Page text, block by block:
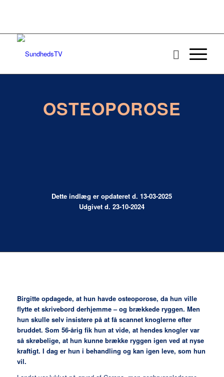
OSTEOPOROSE
Dette indlæg er opdateret d. 13-03-2025
Udgivet d. 23-10-2024
Birgitte opdagede, at hun havde osteoporose, da hun ville
flytte et skrivebord derhjemme – og brækkede ryggen. Men
hun skulle selv insistere på at få scannet knoglerne efter
bruddet. Som 56-årig fik hun at vide, at hendes knogler var
så skrøbelige, at hun kunne brække ryggen igen ved at nyse
kraftigt. I dag er hun i behandling og kan igen leve, som hun
vil.